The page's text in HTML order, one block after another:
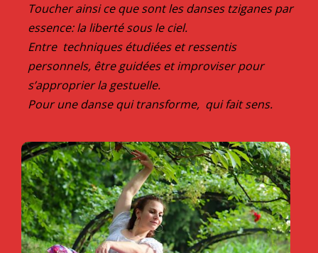
Toucher ainsi ce que sont les danses tziganes par
essence: la liberté sous le ciel.
Entre techniques étudiées et ressentis
personnels, être guidées et improviser pour
s’approprier la gestuelle.
Pour une danse qui transforme, qui fait sens.